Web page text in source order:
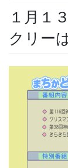
１月１
クリー